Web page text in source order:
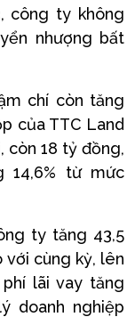
công ty không
nhượng bất
chí còn tăng
của TTC Land
còn 18 tỷ đồng,
14,6% từ mức
ty tăng 43,5
với cùng kỳ, lên
lãi vay tăng
doanh nghiệp